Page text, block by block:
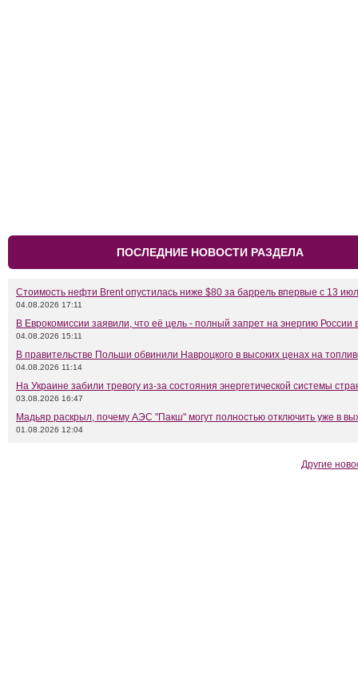
ПОСЛЕДНИЕ НОВОСТИ РАЗДЕЛА
Стоимость нефти Brent опустилась ниже $80 за баррель впервые с 13
04.08.2026 17:11
В Еврокомиссии заявили, что её цель - полный запрет на энергию России
04.08.2026 15:11
В правительстве Польши обвинили Навроцкого в высоких ценах на
04.08.2026 11:14
На Украине забили тревогу из-за состояния энергетической системы
03.08.2026 16:47
Мадьяр раскрыл, почему АЭС "Пакш" могут полностью отключить уже в
01.08.2026 12:04
Другие